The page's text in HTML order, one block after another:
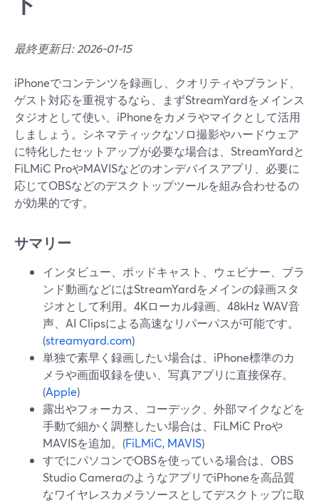
最終更新日: 2026-01-15
iPhoneでコンテンツを録画し、クオリティやブランド、
ゲスト対応を重視するなら、まずStreamYardをメインス
タジオとして使い、iPhoneをカメラやマイクとして活用
しましょう。シネマティックなソロ撮影やハードウェア
に特化したセットアップが必要な場合は、StreamYardと
FiLMiC ProやMAVISなどのオンデバイスアプリ、必要に
応じてOBSなどのデスクトップツールを組み合わせるの
が効果的です。
サマリー
インタビュー、ポッドキャスト、ウェビナー、ブラ
ンド動画などにはStreamYardをメインの録画スタ
ジオとして利用。4Kローカル録画、48kHz WAV音
声、AI Clipsによる高速なリパーパスが可能です。
(streamyard.com)
単独で素早く録画したい場合は、iPhone標準のカ
メラや画面収録を使い、写真アプリに直接保存。
(Apple)
露出やフォーカス、コーデック、外部マイクなどを
手動で細かく調整したい場合は、FiLMiC Proや
MAVISを追加。(FiLMiC, MAVIS)
すでにパソコンでOBSを使っている場合は、OBS
Studio CameraのようなアプリでiPhoneを高品質
なワイヤレスカメラソースとしてデスクトップに取